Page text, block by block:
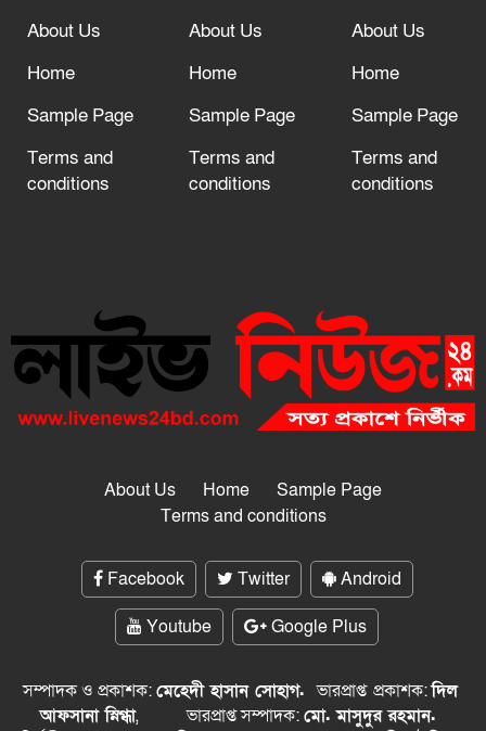
About Us
Home
Sample Page
Terms and
conditions
About Us
Home
Sample Page
Terms and
conditions
About Us
Home
Sample Page
Terms and
conditions
About Us Home
Sample Page
Terms and conditions
Facebook Twitter
Android
Youtube
Google Plus
সম্পাদক ও প্রকাশক:মেহেদী হাসান সোহাগ.ভারপ্রাপ্ত প্রকাশক:দিল
আফসানা স্নিগ্ধা, ভারপ্রাপ্ত সম্পাদক:মো. মাসুদুর রহমান.